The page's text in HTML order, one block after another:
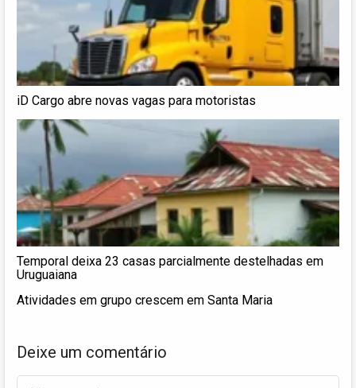
iD Cargo abre novas vagas para motoristas
Temporal deixa 23 casas parcialmente destelhadas em
Uruguaiana
Atividades em grupo crescem em Santa Maria
Deixe um comentário